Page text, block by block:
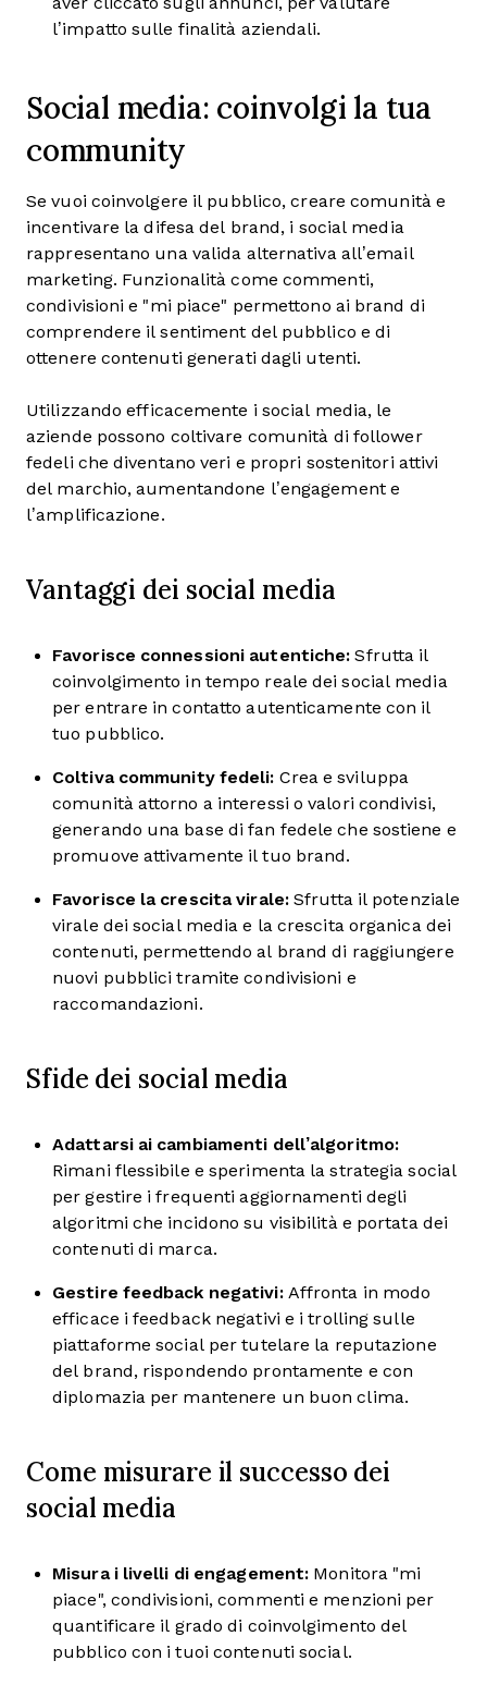
l’impatto sulle finalità aziendali.
Social media: coinvolgi la tua
community
Se vuoi coinvolgere il pubblico, creare comunità e
incentivare la difesa del brand, i social media
rappresentano una valida alternativa all’email
marketing. Funzionalità come commenti,
condivisioni e "mi piace" permettono ai brand di
comprendere il sentiment del pubblico e di
ottenere contenuti generati dagli utenti.
Utilizzando efficacemente i social media, le
aziende possono coltivare comunità di follower
fedeli che diventano veri e propri sostenitori attivi
del marchio, aumentandone l’engagement e
l’amplificazione.
Vantaggi dei social media
Favorisce connessioni autentiche: Sfrutta il
coinvolgimento in tempo reale dei social media
per entrare in contatto autenticamente con il
tuo pubblico.
Coltiva community fedeli: Crea e sviluppa
comunità attorno a interessi o valori condivisi,
generando una base di fan fedele che sostiene e
promuove attivamente il tuo brand.
Favorisce la crescita virale:Sfrutta il potenziale
virale dei social media e la crescita organica dei
contenuti, permettendo al brand di raggiungere
nuovi pubblici tramite condivisioni e
raccomandazioni.
Sfide dei social media
Adattarsi ai cambiamenti dell’algoritmo:
Rimani flessibile e sperimenta la strategia social
per gestire i frequenti aggiornamenti degli
algoritmi che incidono su visibilità e portata dei
contenuti di marca.
Gestire feedback negativi:Affronta in modo
efficace i feedback negativi e i trolling sulle
piattaforme social per tutelare la reputazione
del brand, rispondendo prontamente e con
diplomazia per mantenere un buon clima.
Come misurare il successo dei
social media
Misura i livelli di engagement: Monitora "mi
piace", condivisioni, commenti e menzioni per
quantificare il grado di coinvolgimento del
pubblico con i tuoi contenuti social.